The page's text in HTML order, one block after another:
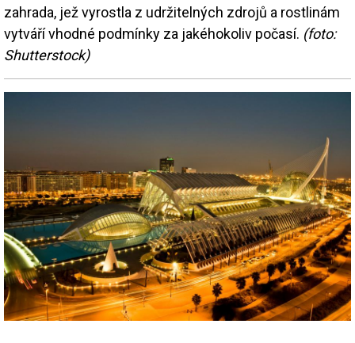
zahrada, jež vyrostla z udržitelných zdrojů a rostlinám
vytváří vhodné podmínky za jakéhokoliv počasí. (foto:
Shutterstock)